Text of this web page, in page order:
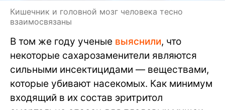
Кишечник и головной мозг человека тесно
взаимосвязаны
В том же году ученые выяснили, что
некоторые сахарозаменители являются
сильными инсектицидами — веществами,
которые убивают насекомых. Как минимум
входящий в их состав эритритол